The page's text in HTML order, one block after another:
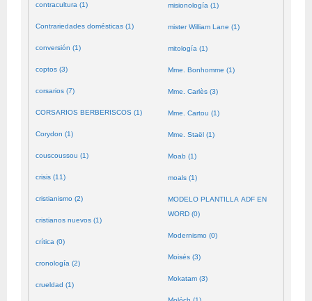
contracultura (1)
Contrariedades domésticas (1)
conversión (1)
coptos (3)
corsarios (7)
CORSARIOS BERBERISCOS (1)
Corydon (1)
couscoussou (1)
crisis (11)
cristianismo (2)
cristianos nuevos (1)
crítica (0)
cronología (2)
crueldad (1)
misionología (1)
mister William Lane (1)
mitología (1)
Mme. Bonhomme (1)
Mme. Carlès (3)
Mme. Cartou (1)
Mme. Staël (1)
Moab (1)
moals (1)
MODELO PLANTILLA ADF EN
WORD (0)
Modernismo (0)
Moisés (3)
Mokatam (3)